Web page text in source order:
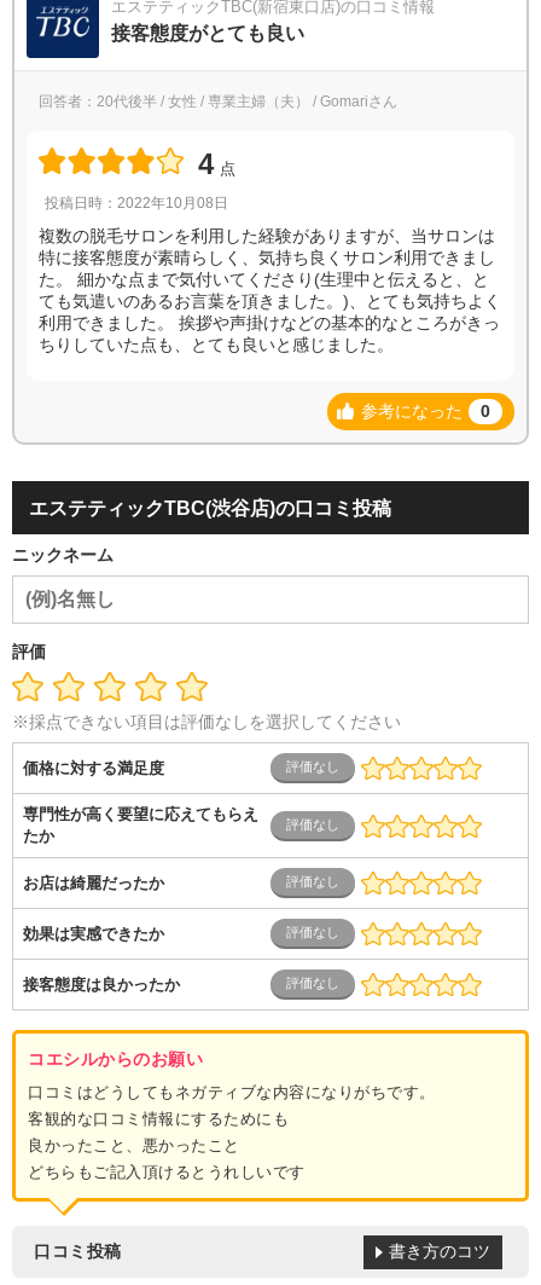
エステティックTBC(新宿東口店)の口コミ情報
接客態度がとても良い
回答者：20代後半 / 女性 / 専業主婦（夫） / Gomariさん
4 点
投稿日時：2022年10月08日
複数の脱毛サロンを利用した経験がありますが、当サロンは
特に接客態度が素晴らしく、気持ち良くサロン利用できまし
た。 細かな点まで気付いてくださり(生理中と伝えると、と
ても気遣いのあるお言葉を頂きました。)、とても気持ちよく
利用できました。 挨拶や声掛けなどの基本的なところがきっ
ちりしていた点も、とても良いと感じました。
参考になった 0
エステティックTBC(渋谷店)の口コミ投稿
ニックネーム
評価
※採点できない項目は評価なしを選択してください
価格に対する満足度
専門性が高く要望に応えてもらえ
たか
お店は綺麗だったか
効果は実感できたか
接客態度は良かったか
コエシルからのお願い
口コミはどうしてもネガティブな内容になりがちです。
客観的な口コミ情報にするためにも
良かったこと、悪かったこと
どちらもご記入頂けるとうれしいです
口コミ投稿 書き方のコツ